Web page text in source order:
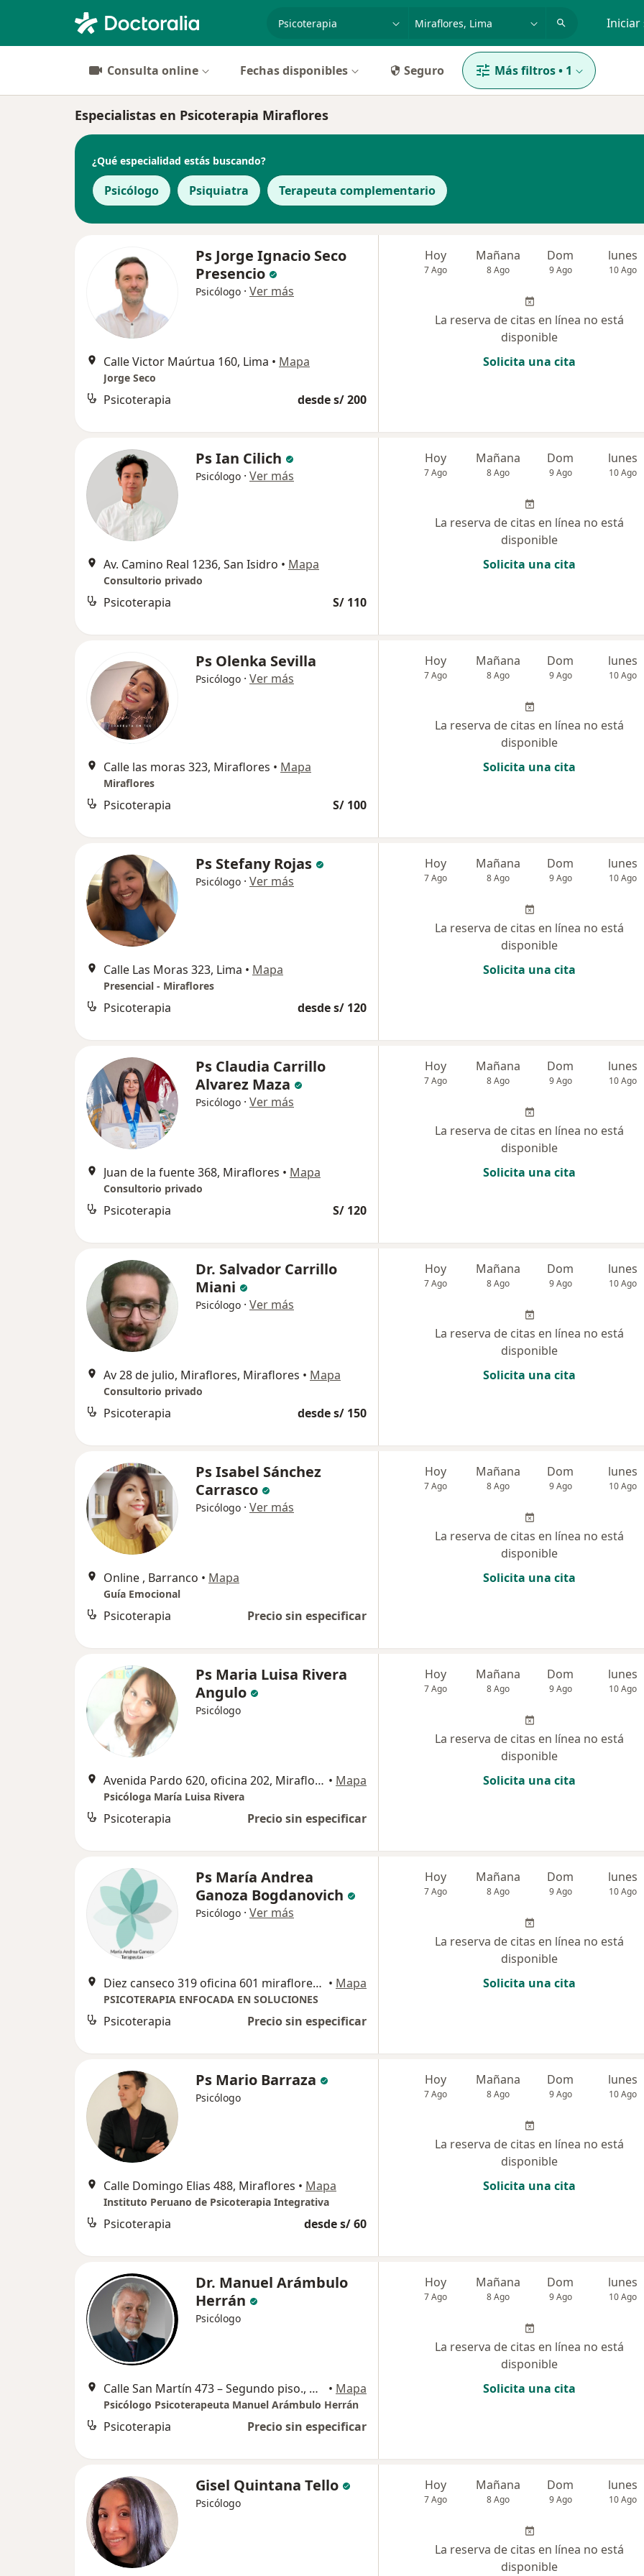
Iniciar
Consulta online Fechas disponibles Seguro Más filtros• 1
Especialistas en Psicoterapia Miraflores
¿Qué especialidad estás buscando?
Psicólogo Psiquiatra Terapeuta complementario
Ps Jorge Ignacio Seco
Presencio
Psicólogo · Ver más
Calle Victor Maúrtua 160, Lima • Mapa
Jorge Seco
Psicoterapia desde s/ 200
Hoy
7 Ago
Mañana
8 Ago
Dom
9 Ago
lunes
10 Ago
La reserva de citas en línea no está
disponible
Solicita una cita
Ps Ian Cilich
Psicólogo · Ver más
Av. Camino Real 1236, San Isidro • Mapa
Consultorio privado
Psicoterapia S/ 110
Hoy
7 Ago
Mañana
8 Ago
Dom
9 Ago
lunes
10 Ago
La reserva de citas en línea no está
disponible
Solicita una cita
Ps Olenka Sevilla
Psicólogo · Ver más
Calle las moras 323, Miraflores • Mapa
Miraflores
Psicoterapia S/ 100
Hoy
7 Ago
Mañana
8 Ago
Dom
9 Ago
lunes
10 Ago
La reserva de citas en línea no está
disponible
Solicita una cita
Ps Stefany Rojas
Psicólogo · Ver más
Calle Las Moras 323, Lima • Mapa
Presencial - Miraflores
Psicoterapia desde s/ 120
Hoy
7 Ago
Mañana
8 Ago
Dom
9 Ago
lunes
10 Ago
La reserva de citas en línea no está
disponible
Solicita una cita
Ps Claudia Carrillo
Alvarez Maza
Psicólogo · Ver más
Juan de la fuente 368, Miraflores • Mapa
Consultorio privado
Psicoterapia S/ 120
Hoy
7 Ago
Mañana
8 Ago
Dom
9 Ago
lunes
10 Ago
La reserva de citas en línea no está
disponible
Solicita una cita
Dr. Salvador Carrillo
Miani
Psicólogo · Ver más
Av 28 de julio, Miraflores, Miraflores • Mapa
Consultorio privado
Psicoterapia desde s/ 150
Hoy
7 Ago
Mañana
8 Ago
Dom
9 Ago
lunes
10 Ago
La reserva de citas en línea no está
disponible
Solicita una cita
Ps Isabel Sánchez
Carrasco
Psicólogo · Ver más
Online , Barranco • Mapa
Guía Emocional
Psicoterapia Precio sin especificar
Hoy
7 Ago
Mañana
8 Ago
Dom
9 Ago
lunes
10 Ago
La reserva de citas en línea no está
disponible
Solicita una cita
Ps Maria Luisa Rivera
Angulo
Psicólogo
Avenida Pardo 620, oficina 202, Miraflores • Mapa
Psicóloga María Luisa Rivera
Psicoterapia Precio sin especificar
Hoy
7 Ago
Mañana
8 Ago
Dom
9 Ago
lunes
10 Ago
La reserva de citas en línea no está
disponible
Solicita una cita
Ps María Andrea
Ganoza Bogdanovich
Psicólogo · Ver más
Diez canseco 319 oficina 601 miraflores, Lima • Mapa
PSICOTERAPIA ENFOCADA EN SOLUCIONES
Psicoterapia Precio sin especificar
Hoy
7 Ago
Mañana
8 Ago
Dom
9 Ago
lunes
10 Ago
La reserva de citas en línea no está
disponible
Solicita una cita
Ps Mario Barraza
Psicólogo
Calle Domingo Elias 488, Miraflores • Mapa
Instituto Peruano de Psicoterapia Integrativa
Psicoterapia desde s/ 60
Hoy
7 Ago
Mañana
8 Ago
Dom
9 Ago
lunes
10 Ago
La reserva de citas en línea no está
disponible
Solicita una cita
Dr. Manuel Arámbulo
Herrán
Psicólogo
Calle San Martín 473 – Segundo piso., Miraflores • Mapa
Psicólogo Psicoterapeuta Manuel Arámbulo Herrán
Psicoterapia Precio sin especificar
Hoy
7 Ago
Mañana
8 Ago
Dom
9 Ago
lunes
10 Ago
La reserva de citas en línea no está
disponible
Solicita una cita
Gisel Quintana Tello
Psicólogo
Hoy
7 Ago
Mañana
8 Ago
Dom
9 Ago
lunes
10 Ago
La reserva de citas en línea no está
disponible